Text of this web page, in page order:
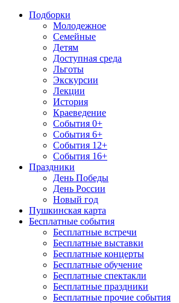
Подборки
Молодежное
Семейные
Детям
Доступная среда
Льготы
Экскурсии
Лекции
История
Краеведение
События 0+
События 6+
События 12+
События 16+
Праздники
День Победы
День России
Новый год
Пушкинская карта
Бесплатные события
Бесплатные встречи
Бесплатные выставки
Бесплатные концерты
Бесплатные обучение
Бесплатные спектакли
Бесплатные праздники
Бесплатные прочие события